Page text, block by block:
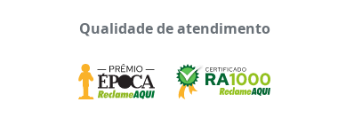
Qualidade de atendimento